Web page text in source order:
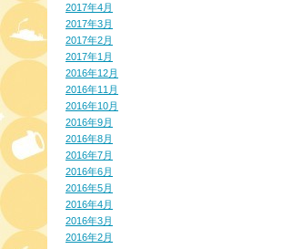
2017年4月
2017年3月
2017年2月
2017年1月
2016年12月
2016年11月
2016年10月
2016年9月
2016年8月
2016年7月
2016年6月
2016年5月
2016年4月
2016年3月
2016年2月